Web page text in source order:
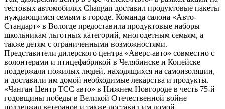
тестовых автомобилях Changan доставил продуктовые пакеты
нуждающимся семьям в городе. Команда салона «Авто-
Стандарт» в Вологде предоставила продуктовые наборы
школьникам льготных категорий, многодетным семьям, а
также детям с ограниченными возможностями.
Представители дилерского центра «Аверс-авто» совместно с
волонтерами и птицефабрикой в Челябинске и Копейске
поддержали пожилых людей, находящихся на самоизоляции,
и доставили им домой необходимые лекарства и продукты.
«Чанган Центр ТСС авто» в Нижнем Новгороде в честь 75-й
годовщины победы в Великой Отечественной войне
поддержал ветеранов и также доставил им домой